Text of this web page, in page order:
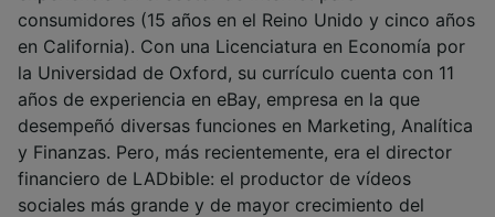
consumidores (15 años en el Reino Unido y cinco años
en California). Con una Licenciatura en Economía por
la Universidad de Oxford, su currículo cuenta con 11
años de experiencia en eBay, empresa en la que
desempeñó diversas funciones en Marketing, Analítica
y Finanzas. Pero, más recientemente, era el director
financiero de LADbible: el productor de vídeos
sociales más grande y de mayor crecimiento del